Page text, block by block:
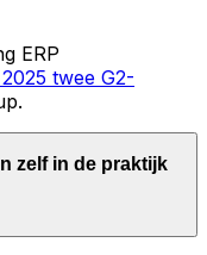
ERP
twee G2-
zelf in de praktijk